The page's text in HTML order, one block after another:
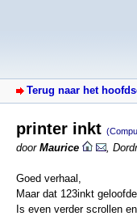
Terug naar het
printer inkt
door Maurice
Goed verhaal,
Maar dat 123inkt
Is even verder scrollen